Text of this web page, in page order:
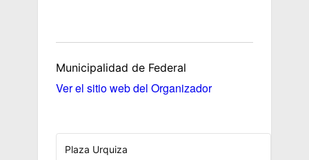
Municipalidad de Federal
Ver el sitio web del Organizador
Plaza Urquiza